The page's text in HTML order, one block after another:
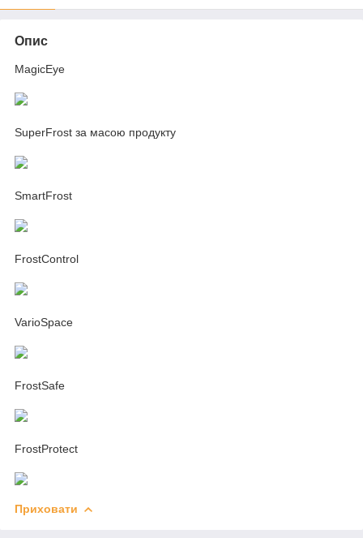
Опис
MagicEye
SuperFrost за масою продукту
SmartFrost
FrostControl
VarioSpace
FrostSafe
FrostProtect
Приховати